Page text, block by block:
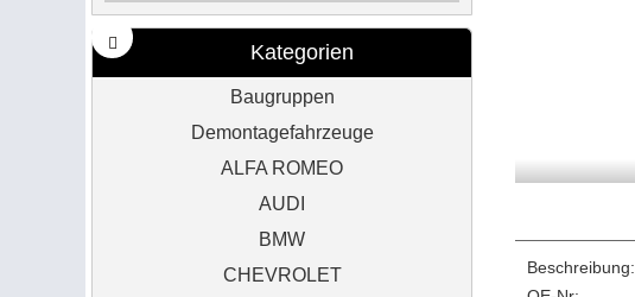
Kategorien
Baugruppen
Demontagefahrzeuge
ALFA ROMEO
AUDI
BMW
CHEVROLET
Beschreibung: